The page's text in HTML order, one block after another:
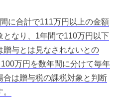
に合計で111万円以上の金額
となり、1年間で110万円以下
与とは見なされないとの
万円を数年間に分けて毎年
は贈与税の課税対象と判断